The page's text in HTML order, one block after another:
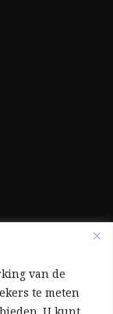
van de
te meten
U kunt
zijn